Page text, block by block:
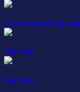
Генеральный партнер
Партнер
Партнер